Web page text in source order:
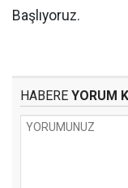
Başlıyoruz.
HABERE YORUM